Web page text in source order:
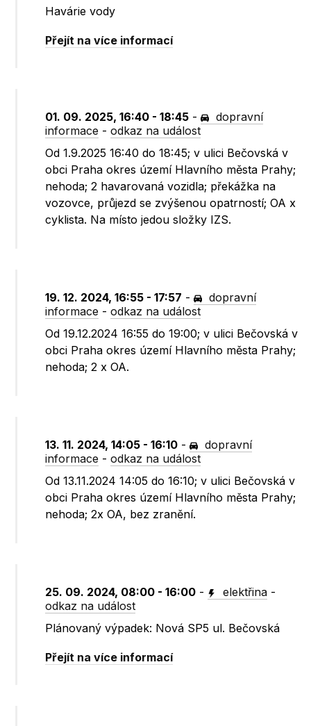
Havárie vody
Přejít na více informací
01. 09. 2025, 16:40 - 18:45 -
dopravní
informace -odkaz na událost
Od 1.9.2025 16:40 do 18:45; v ulici Bečovská v
obci Praha okres území Hlavního města Prahy;
nehoda; 2 havarovaná vozidla; překážka na
vozovce, průjezd se zvýšenou opatrností; OA x
cyklista. Na místo jedou složky IZS.
19. 12. 2024, 16:55 - 17:57 -
dopravní
informace -odkaz na událost
Od 19.12.2024 16:55 do 19:00; v ulici Bečovská v
obci Praha okres území Hlavního města Prahy;
nehoda; 2 x OA.
13. 11. 2024, 14:05 - 16:10 -
dopravní
informace -odkaz na událost
Od 13.11.2024 14:05 do 16:10; v ulici Bečovská v
obci Praha okres území Hlavního města Prahy;
nehoda; 2x OA, bez zranění.
25. 09. 2024, 08:00 - 16:00 - elektřina -
odkaz na událost
Plánovaný výpadek: Nová SP5 ul. Bečovská
Přejít na více informací